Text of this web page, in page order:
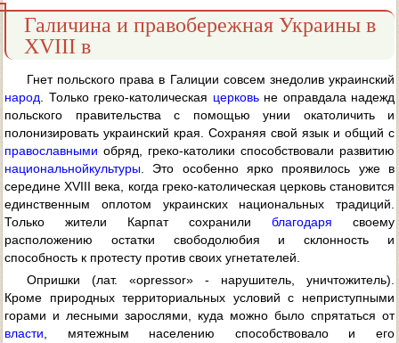
Галичина и правобережная Украины в
XVIII в
Гнет польского права в Галиции совсем знедолив украинский
народ . Только греко-католическая церковьне оправдала надежд
польского правительства с помощью унии окатоличить и
полонизировать украинский края. Сохраняя свой язык и общий с
православными обряд, греко-католики способствовали развитию
национальнойкультуры . Это особенно ярко проявилось уже в
середине XVIII века, когда греко-католическая церковь становится
единственным оплотом украинских национальных традиций.
Только жители Карпат сохранили благодаря своему
расположению остатки свободолюбия и склонность и
способность к протесту против своих угнетателей.
Опришки (лат. «opressor» - нарушитель, уничтожитель).
Кроме природных территориальных условий с неприступными
горами и лесными зарослями, куда можно было спрятаться от
власти , мятежным населению способствовало и его